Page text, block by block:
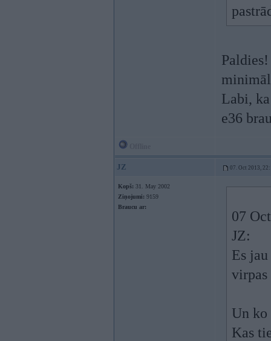
Labi,
e36
JZ 07. Oct 2013,
Kopš: 31. May 2002
Ziņojumi: 9159
Braucu ar:
07
JZ:
Es
Un ko
Kas